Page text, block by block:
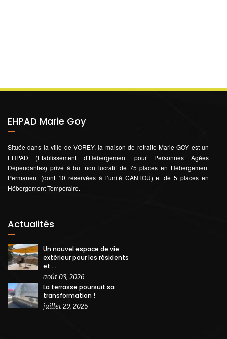
EHPAD Marie Goy
Située dans la ville de VOREY, la maison de retraite Marie GOY est un
EHPAD (Etablissement d‘Hébergement pour Personnes Âgées
Dépendantes) privé à but non lucratif de 75 places en Hébergement
Permanent (dont 10 réservées à l’unité CANTOU) et de 5 places en
Hébergement Temporaire.
Actualités
Un nouvel espace de vie
extérieur pour les résidents
et ...
août 03, 2026
La terrasse poursuit sa
transformation !
juillet 29, 2026